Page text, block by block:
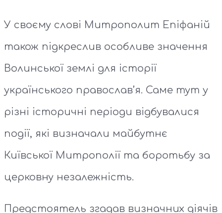
У своєму слові Митрополит Епіфаній
також підкреслив особливе значення
Волинської землі для історії
українського православ’я. Саме тут у
різні історичні періоди відбувалися
події, які визначали майбутнє
Київської Митрополії та боротьбу за
церковну незалежність.
Предстоятель згадав визначних діячів